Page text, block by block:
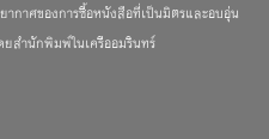
กาศของการซื้อหนังสือที่เป็นมิตรและอบอุ่น
สำนักพิมพ์ในเครืออมรินทร์